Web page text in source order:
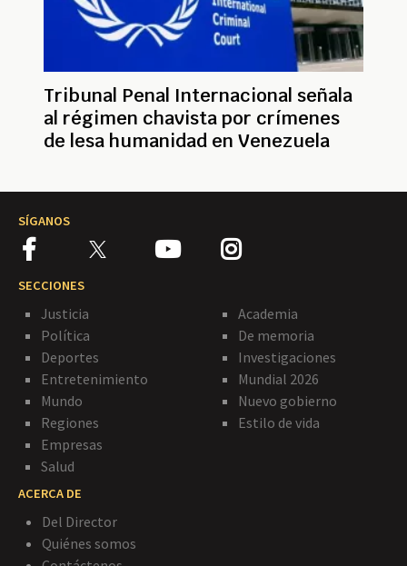
Tribunal Penal Internacional señala
al régimen chavista por crímenes
de lesa humanidad en Venezuela
SÍGANOS
SECCIONES
Justicia
Política
Deportes
Entretenimiento
Mundo
Regiones
Empresas
Salud
Academia
De memoria
Investigaciones
Mundial 2026
Nuevo gobierno
Estilo de vida
ACERCA DE
Del Director
Quiénes somos